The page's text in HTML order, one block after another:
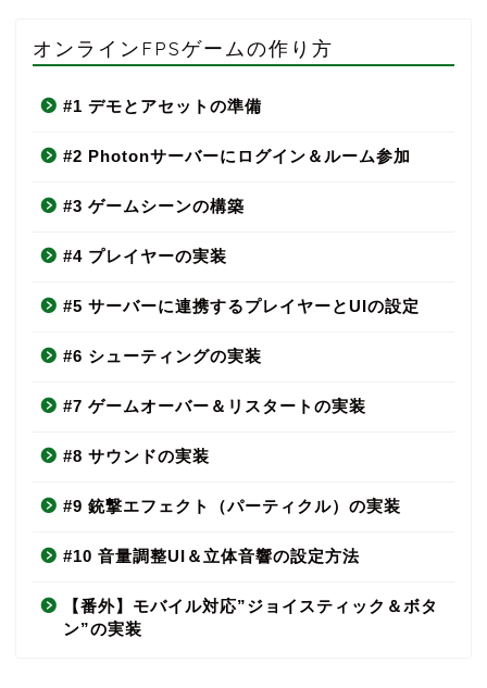
オンラインFPSゲームの作り方
#1 デモとアセットの準備
#2 Photonサーバーにログイン＆ルーム参加
#3 ゲームシーンの構築
#4 プレイヤーの実装
#5 サーバーに連携するプレイヤーとUIの設定
#6 シューティングの実装
#7 ゲームオーバー＆リスタートの実装
#8 サウンドの実装
#9 銃撃エフェクト（パーティクル）の実装
#10 音量調整UI＆立体音響の設定方法
【番外】モバイル対応”ジョイスティック＆ボタ
ン”の実装